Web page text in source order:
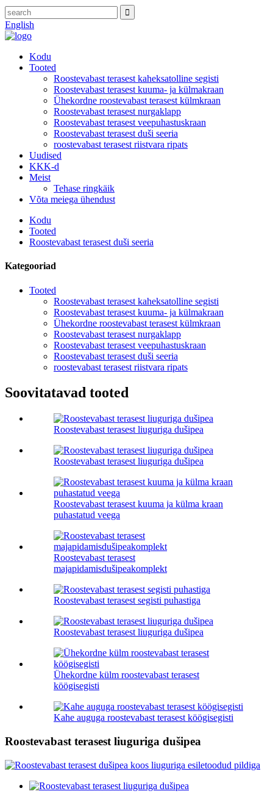
English
Kodu
Tooted
Roostevabast terasest kaheksatolline segisti
Roostevabast terasest kuuma- ja külmakraan
Ühekordne roostevabast terasest külmkraan
Roostevabast terasest nurgaklapp
Roostevabast terasest veepuhastuskraan
Roostevabast terasest duši seeria
roostevabast terasest riistvara ripats
Uudised
KKK-d
Meist
Tehase ringkäik
Võta meiega ühendust
Kodu
Tooted
Roostevabast terasest duši seeria
Kategooriad
Tooted
Roostevabast terasest kaheksatolline segisti
Roostevabast terasest kuuma- ja külmakraan
Ühekordne roostevabast terasest külmkraan
Roostevabast terasest nurgaklapp
Roostevabast terasest veepuhastuskraan
Roostevabast terasest duši seeria
roostevabast terasest riistvara ripats
Soovitatavad tooted
Roostevabast terasest liuguriga dušipea
Roostevabast terasest liuguriga dušipea
Roostevabast terasest kuuma ja külma kraan
puhastatud veega
Roostevabast terasest
majapidamisdušipeakomplekt
Roostevabast terasest segisti puhastiga
Roostevabast terasest liuguriga dušipea
Ühekordne külm roostevabast terasest
köögisegisti
Kahe auguga roostevabast terasest köögisegisti
Roostevabast terasest liuguriga dušipea